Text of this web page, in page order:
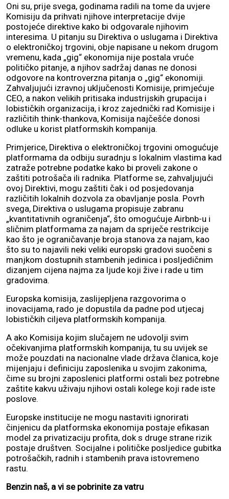
Oni su, prije svega, godinama radili na tome da uvjere
Komisiju da prihvati njihove interpretacije dvije
postojeće direktive kako bi odgovarale njihovim
interesima. U pitanju su Direktiva o uslugama i Direktiva
o elektroničkoj trgovini, obje napisane u nekom drugom
vremenu, kada „gig“ ekonomija nije postala vruće
političko pitanje, a njihov sadržaj danas ne donosi
odgovore na kontroverzna pitanja o „gig“ ekonomiji.
Zahvaljujući izravnoj uključenosti Komisije, primjećuje
CEO, a nakon velikih pritisaka industrijskih grupacija i
lobističkih organizacija, i kroz zajednički rad Komisije i
različitih think-thankova, Komisija najčešće donosi
odluke u korist platformskih kompanija.
Primjerice, Direktiva o elektroničkoj trgovini omogućuje
platformama da odbiju suradnju s lokalnim vlastima kad
zatraže potrebne podatke kako bi proveli zakone o
zaštiti potrošača ili radnika. Platforme se, zahvaljujući
ovoj Direktivi, mogu zaštiti čak i od posjedovanja
različitih lokalnih dozvola za obavljanje posla. Povrh
svega, Direktiva o uslugama propisuje zabranu
„kvantitativnih ograničenja“, što omogućuje Airbnb-u i
sličnim platformama za najam da spriječe restrikcije
kao što je ograničavanje broja stanova za najam, kao
što su to najavili neki veliki europski gradovi suočeni s
manjkom dostupnih stambenih jedinica i posljedičnim
dizanjem cijena najma za ljude koji žive i rade u tim
gradovima.
Europska komisija, zaslijepljena razgovorima o
inovacijama, rado je dopustila da padne pod utjecaj
lobističkih ciljeva platformskih kompanija.
A ako Komisija kojim slučajem ne udovolji svim
očekivanjima platformskih kompanija, tu su uvijek se
može pouzdati na nacionalne vlade država članica, koje
mijenjaju i definiciju zaposlenika u svojim zakonima,
čime su brojni zaposlenici platformi ostali bez potrebne
zaštite kakvu uživaju njihovi ostali kolege koji rade iste
poslove.
Europske institucije ne mogu nastaviti ignorirati
činjenicu da platformska ekonomija postaje efikasan
model za privatizaciju profita, dok s druge strane rizik
postaje društven. Socijalne i političke posljedice gubitka
potrošačkih, radnih i stambenih prava istovremeno
rastu.
Benzin naš, a vi se pobrinite za vatru